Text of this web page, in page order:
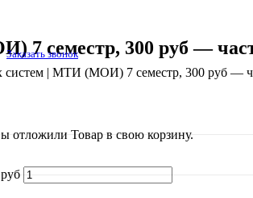
Заказать звонок
отложили Товар в свою корзину.
7 семестр, 300 руб —
систем | МТИ (МОИ) 7 семестр, 300 руб —